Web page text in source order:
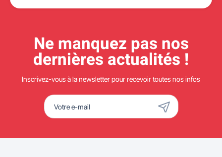
Ne manquez pas nos
dernières actualités !
Inscrivez-vous à la newsletter pour recevoir toutes nos infos